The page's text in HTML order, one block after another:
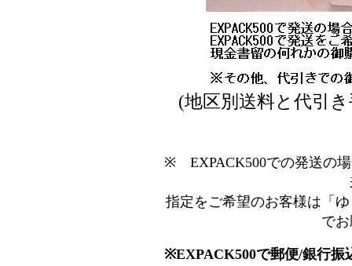
(地区別送料と代引
※ EXPACK500での発送の
指定をご希望のお客様は「
で
※EXPACK500で郵便/銀行振